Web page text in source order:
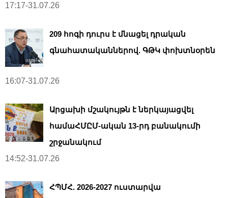
17:17-31.07.26
209 հոգի դուրս է մնացել դրական
գնահատականներով. ԳԹԿ փոխտնօրեն
16:07-31.07.26
Արցախի մշակույթն է ներկայացվել
համաՀՄԸՄ-ական 13-րդ բանակումի
շրջանակում
14:52-31.07.26
ՀՊՄՀ. 2026-2027 ուստարվա